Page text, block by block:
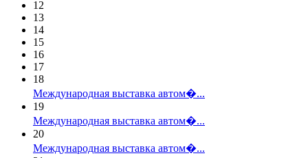
12
13
14
15
16
17
18
Международная выставка автом�...
19
Международная выставка автом�...
20
Международная выставка автом�...